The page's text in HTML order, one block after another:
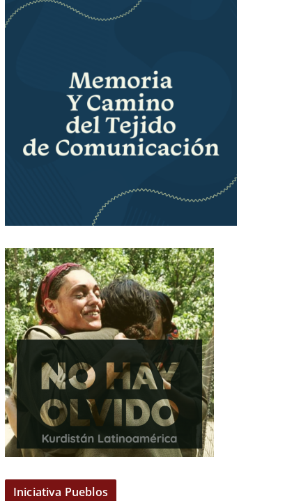
Iniciativa Pueblos